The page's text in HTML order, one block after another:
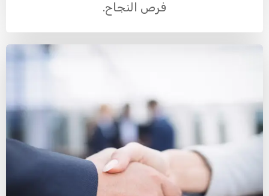
فرص النجاح.